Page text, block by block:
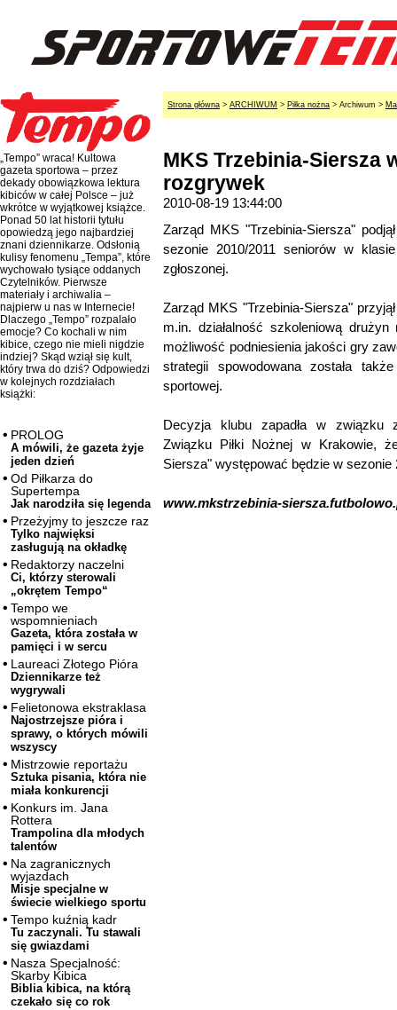
„Tempo” wraca! Kultowa
gazeta sportowa – przez
dekady obowiązkowa lektura
kibiców w całej Polsce – już
wkrótce w wyjątkowej książce.
Ponad 50 lat historii tytułu
opowiedzą jego najbardziej
znani dziennikarze. Odsłonią
kulisy fenomenu „Tempa”, które
wychowało tysiące oddanych
Czytelników. Pierwsze
materiały i archiwalia –
najpierw u nas w Internecie!
Dlaczego „Tempo” rozpalało
emocje? Co kochali w nim
kibice, czego nie mieli nigdzie
indziej? Skąd wziął się kult,
który trwa do dziś? Odpowiedzi
w kolejnych rozdziałach
książki:
PROLOG
A mówili, że gazeta żyje
jeden dzień
Od Piłkarza do
Supertempa
Jak narodziła się legenda
Przeżyjmy to jeszcze raz
Tylko najwięksi
zasługują na okładkę
Redaktorzy naczelni
Ci, którzy sterowali
„okrętem Tempo“
Tempo we
wspomnieniach
Gazeta, która została w
pamięci i w sercu
Laureaci Złotego Pióra
Dziennikarze też
wygrywali
Felietonowa ekstraklasa
Najostrzejsze pióra i
sprawy, o których mówili
wszyscy
Mistrzowie reportażu
Sztuka pisania, która nie
miała konkurencji
Konkurs im. Jana
Rottera
Trampolina dla młodych
talentów
Na zagranicznych
wyjazdach
Misje specjalne w
świecie wielkiego sportu
Tempo kuźnią kadr
Tu zaczynali. Tu stawali
się gwiazdami
Nasza Specjalność:
Skarby Kibica
Biblia kibica, na którą
czekało się co rok
Strona główna > ARCHIWUM > Piłka nożna > Archiwum >
MKS Trzebinia-Siersza
rozgrywek
2010-08-19 13:44:00
Zarząd MKS "Trzebinia-Siersza"
sezonie 2010/2011 seniorów w
zgłoszonej.
Zarząd MKS "Trzebinia-Siersza"
m.in. działalność szkoleniową
możliwość podniesienia jakości gry
strategii spowodowana została
sportowej.
Decyzja klubu zapadła w związku
Związku Piłki Nożnej w Krakowie,
Siersza" występować będzie w sezonie
www.mkstrzebinia-